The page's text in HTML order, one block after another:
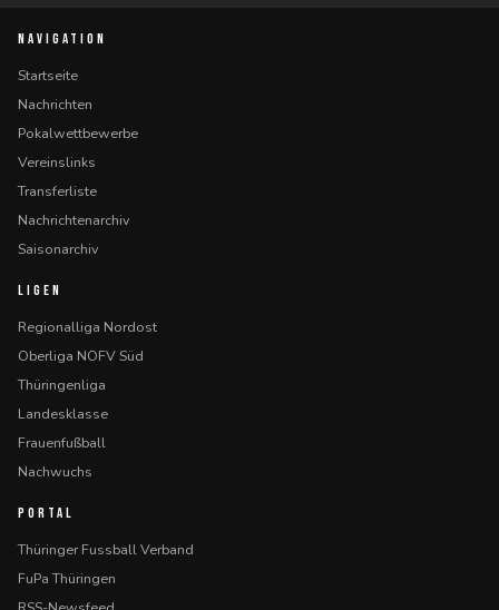
NAVIGATION
Startseite
Nachrichten
Pokalwettbewerbe
Vereinslinks
Transferliste
Nachrichtenarchiv
Saisonarchiv
LIGEN
Regionalliga Nordost
Oberliga NOFV Süd
Thüringenliga
Landesklasse
Frauenfußball
Nachwuchs
PORTAL
Thüringer Fussball Verband
FuPa Thüringen